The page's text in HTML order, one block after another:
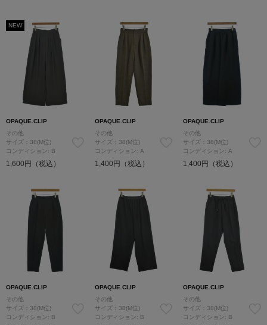
NEW
OPAQUE.CLIP
その他
サイズ：38(M位)
コンディション: B
1,600円（税込）
OPAQUE.CLIP
その他
サイズ：38(M位)
コンディション: A
1,400円（税込）
OPAQUE.CLIP
その他
サイズ：38(M位)
コンディション: A
1,400円（税込）
OPAQUE.CLIP
その他
サイズ：38(M位)
コンディション: B
OPAQUE.CLIP
その他
サイズ：38(M位)
コンディション: B
OPAQUE.CLIP
その他
サイズ：38(M位)
コンディション: B